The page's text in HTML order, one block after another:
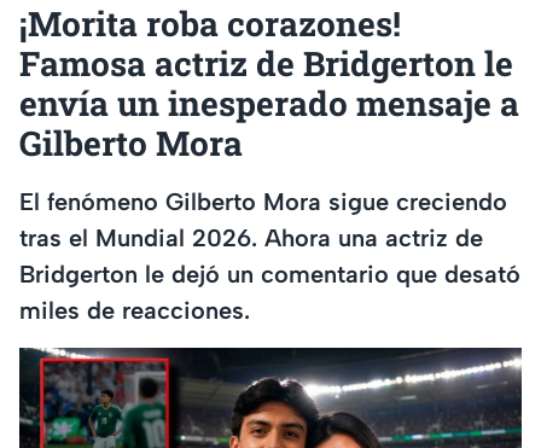
¡Morita roba corazones!
Famosa actriz de Bridgerton le
envía un inesperado mensaje a
Gilberto Mora
El fenómeno Gilberto Mora sigue creciendo
tras el Mundial 2026. Ahora una actriz de
Bridgerton le dejó un comentario que desató
miles de reacciones.